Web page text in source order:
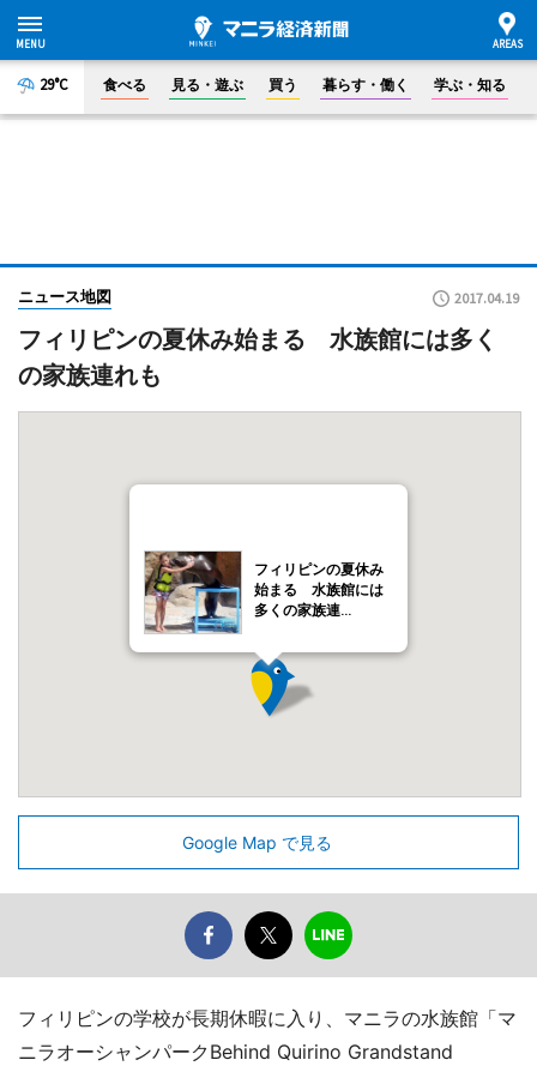
29°C 食べる 見る・遊ぶ 買う 暮らす・働く 学ぶ・知る
ニュース地図 2017.04.19
フィリピンの夏休み始まる 水族館には多く
の家族連れも
フィリピンの夏休み
始まる 水族館には
多くの家族連…
Google Map で見る
フィリピンの学校が長期休暇に入り、マニラの水族館「マ
ニラオーシャンパークBehind Quirino Grandstand